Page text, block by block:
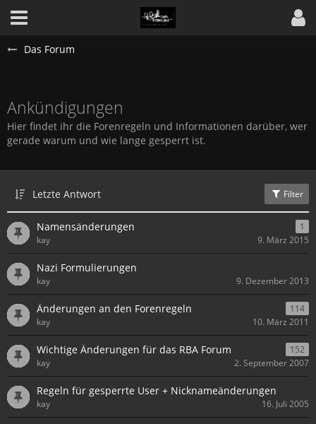
Das Forum
Ankündigungen
Hier findet ihr die Forenregeln und Informationen darüber, wer
gerade warum und wie lange gesperrt ist.
Letzte Antwort Filter
Namensänderungen
1
kay
9. März 2015
Nazi Formulierungen
kay 9. Dezember 2013
Änderungen an den Forenregeln
114
kay
10. März 2011
Wichtige Änderungen für das RBA Forum
152
kay
2. September 2007
Regeln für gesperrte User + Nicknameänderungen
kay 16. Juli 2005